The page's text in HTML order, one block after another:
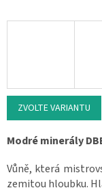
ZVOLTE VARIANTU
Modré minerály
Vůně, která
zemitou hloubku.